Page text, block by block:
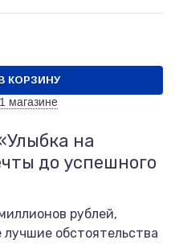
КОРЗИНУ
1 магазине
на
до успешного
рублей,
обстоятельства